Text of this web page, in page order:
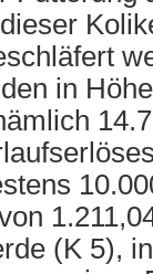
in
(K 5),